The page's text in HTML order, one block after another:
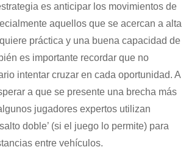
es anticipar los movimientos de
aquellos que se acercan a alta
práctica y una buena capacidad de
es importante recordar que no
intentar cruzar en cada oportunidad. A
a que se presente una brecha más
jugadores expertos utilizan
doble’ (si el juego lo permite) para
entre vehículos.